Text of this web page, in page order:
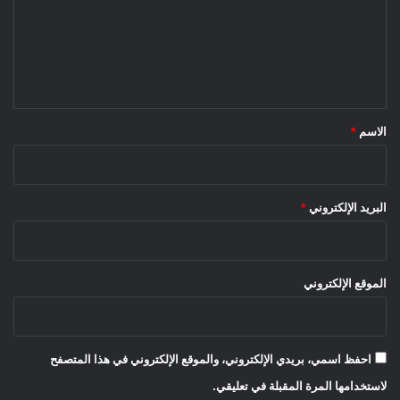
*
الاسم *
البريد الإلكتروني *
الموقع الإلكتروني
احفظ اسمي، بريدي الإلكتروني، والموقع الإلكتروني في هذا المتصفح
لاستخدامها المرة المقبلة في تعليقي.